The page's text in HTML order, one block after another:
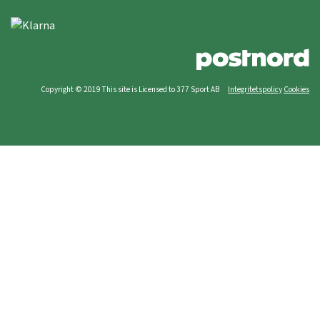
Copyright © 2019 This site is Licensed to 377 Sport AB Integritetspolicy Cookies